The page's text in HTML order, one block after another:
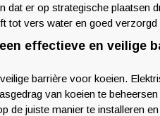
er op strategische plaatsen
tot vers water en goed verzorgd
effectieve en veilige
barrière voor koeien.
van koeien te beheersen
de juiste manier te installeren